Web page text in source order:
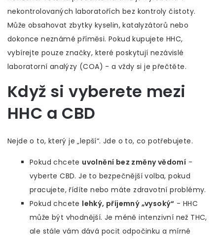
nekontrolovaných laboratořích bez kontroly čistoty.
Může obsahovat zbytky kyselin, katalyzátorů nebo
dokonce neznámé příměsi. Pokud kupujete HHC,
vybírejte pouze značky, které poskytují nezávislé
laboratorní analýzy (COA) - a vždy si je přečtěte.
Když si vyberete mezi
HHC a CBD
Nejde o to, který je „lepší“. Jde o to, co potřebujete.
Pokud chcete uvolnění bez změny vědomí -
vyberte CBD. Je to bezpečnější volba, pokud
pracujete, řídíte nebo máte zdravotní problémy.
Pokud chcete lehký, příjemný „vysoký“ - HHC
může být vhodnější. Je méně intenzivní než THC,
ale stále vám dává pocit odpočinku a mírné